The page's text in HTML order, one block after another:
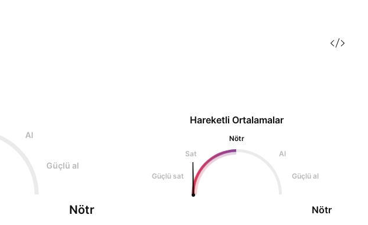
Al
Güçlü al
Nötr
Hareketli Ortalamalar
Nötr
Sat
Al
Güçlü sat Güçlü al
Nötr